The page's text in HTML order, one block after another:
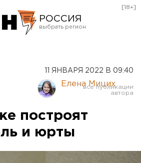
РОССИЯ
Курган
Оренбург
[18+]
11 ЯНВАРЯ 2022 В 09:40
Елена Мицих
построят
и юрты